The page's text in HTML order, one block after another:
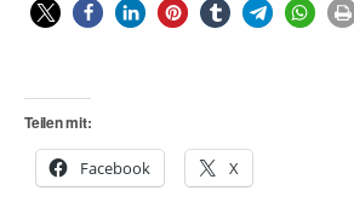
Teilen mit:
Facebook X